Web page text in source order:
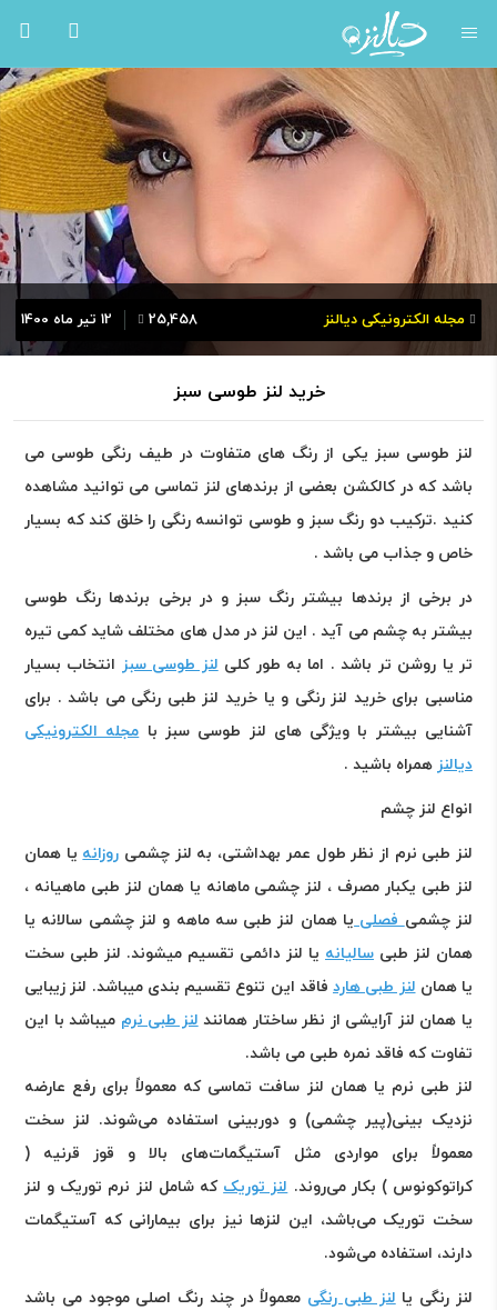
مجله الکترونیکی دیالنز 12 تیر ماه 1400 25,458
خرید لنز طوسی سبز
لنز طوسی سبز یکی از رنگ های متفاوت در طیف رنگی طوسی می
باشد که در کالکشن بعضی از برندهای لنز تماسی می توانید مشاهده
کنید .ترکیب دو رنگ سبز و طوسی توانسه رنگی را خلق کند که بسیار
خاص و جذاب می باشد .
در برخی از برندها بیشتر رنگ سبز و در برخی برندها رنگ طوسی
بیشتر به چشم می آید . این لنز در مدل های مختلف شاید کمی تیره
تر یا روشن تر باشد . اما به طور کلیلنز طوسی سبز انتخاب بسیار
مناسبی برای خرید لنز رنگی و یا خرید لنز طبی رنگی می باشد . برای
آشنایی بیشتر با ویژگی های لنز طوسی سبز بامجله الکترونیکی
دیالنز همراه باشید .
انواع لنز چشم
لنز طبی نرم از نظر طول عمر بهداشتی، به لنز چشمی روزانهیا همان
لنز طبی یکبار مصرف ، لنز چشمی ماهانه یا همان لنز طبی ماهیانه ،
لنز چشمیفصلییا همان لنز طبی سه ماهه و لنز چشمی سالانه یا
همان لنز طبی سالیانه یا لنز دائمی تقسیم میشوند. لنز طبی سخت
یا همانلنز طبی هارد فاقد این تنوع تقسیم بندی میباشد. لنز زیبایی
یا همان لنز آرایشی از نظر ساختار همانندلنز طبی نرم میباشد با این
تفاوت که فاقد نمره طبی می باشد.
لنز طبی نرم یا همان لنز سافت تماسی که معمولاً برای رفع عارضه
نزدیک بینی(پیر چشمی) و دوربینی استفاده می‌شوند. لنز سخت
معمولاً برای مواردی مثل آستیگمات‌های بالا و قوز قرنیه (
کراتوکونوس ) بکار می‌روند.لنز توریککه شامل لنز نرم توریک و لنز
سخت توریک می‌باشد، این لنزها نیز برای بیمارانی که آستیگمات
دارند، استفاده می‌شود.
لنز رنگی یالنز طبی رنگی معمولاً در چند رنگ اصلی موجود می باشد